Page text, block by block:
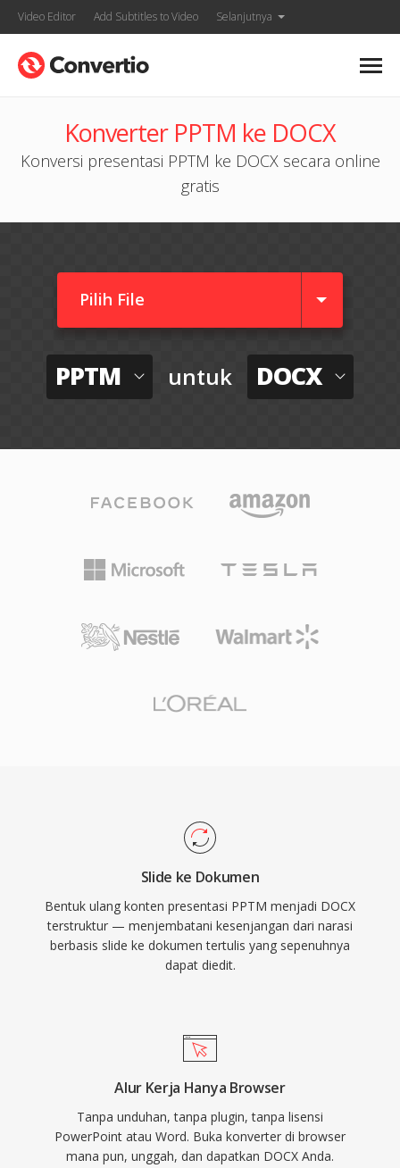
Video Editor Add Subtitles to Video Selanjutnya
Konverter PPTM ke DOCX
Konversi presentasi PPTM ke DOCX secara online
gratis
Pilih File
PPTM untuk DOCX
Slide ke Dokumen
Bentuk ulang konten presentasi PPTM menjadi DOCX
terstruktur — menjembatani kesenjangan dari narasi
berbasis slide ke dokumen tertulis yang sepenuhnya
dapat diedit.
Alur Kerja Hanya Browser
Tanpa unduhan, tanpa plugin, tanpa lisensi
PowerPoint atau Word. Buka konverter di browser
mana pun, unggah, dan dapatkan DOCX Anda.